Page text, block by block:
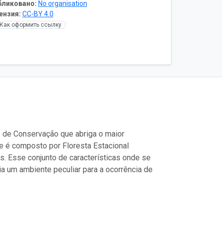
No organisation
CC-BY 4.0
оформить ссылку
Conservação que abriga o maior
é composto por Floresta Estacional
Esse conjunto de características onde se
ambiente peculiar para a ocorrência de